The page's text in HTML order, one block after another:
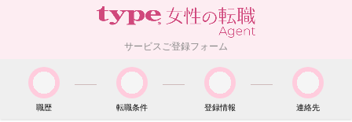
サービスご登録フォーム
職歴 転職条件 登録情報 連絡先